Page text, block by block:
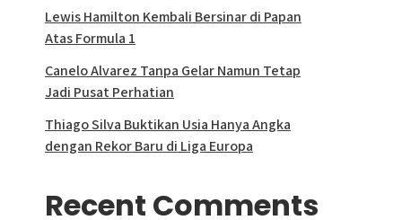
Lewis Hamilton Kembali Bersinar di Papan
Atas Formula 1
Canelo Alvarez Tanpa Gelar Namun Tetap
Jadi Pusat Perhatian
Thiago Silva Buktikan Usia Hanya Angka
dengan Rekor Baru di Liga Europa
Recent Comments